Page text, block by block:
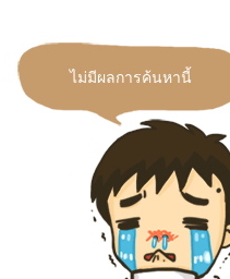
ไม่มีผลการค้นหานี้